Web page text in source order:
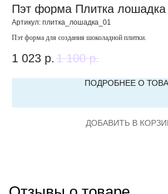
Пэт форма Плитка лошадка
Артикул: плитка_лошадка_01
Пэт форма для создания шоколадной плитки.
1 023 р. 1 100 р.
ПОДРОБНЕЕ О
ДОБАВИТЬ В